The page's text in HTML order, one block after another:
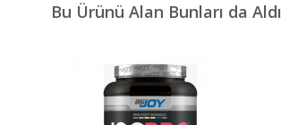
Bu Ürünü Alan Bunları da Aldı